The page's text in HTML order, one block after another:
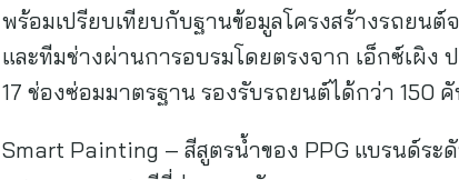
พร้อมเปรียบเทียบกับฐานข้อมูลโครงสร้างรถยน
และทีมช่างผ่านการอบรมโดยตรงจาก เอ็กซ์เผิง
17 ช่องซ่อมมาตรฐาน รองรับรถยนต์ได้กว่า 150
Smart Painting – สีสูตรน้ำของ PPG แบรนด์ระ